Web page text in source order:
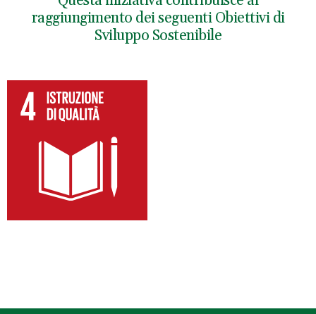
raggiungimento dei seguenti Obiettivi di
Sviluppo Sostenibile